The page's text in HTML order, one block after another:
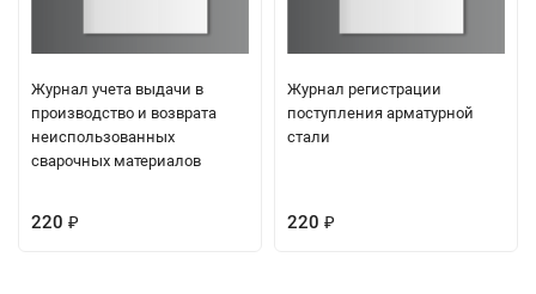
Журнал учета выдачи в
производство и возврата
неиспользованных
сварочных материалов
220 ₽
Журнал регистрации
поступления арматурной
стали
220 ₽